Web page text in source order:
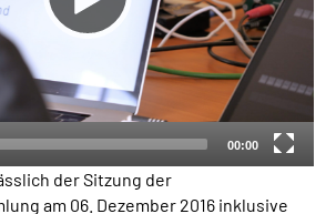
Mein Kundenportal 00:00
der Sitzung der
am 06. Dezember 2016 inklusive